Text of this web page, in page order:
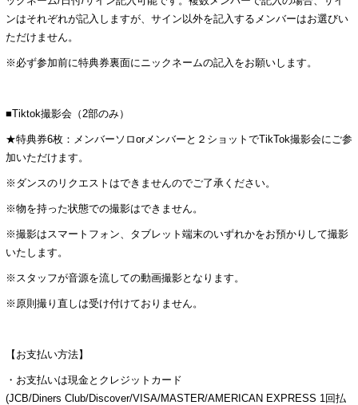
ンはそれぞれが記入しますが、サイン以外を記入するメンバーはお選びい
ただけません。
※必ず参加前に特典券裏面にニックネームの記入をお願いします。
■Tiktok撮影会（2部のみ）
★特典券6枚：メンバーソロorメンバーと２ショットでTikTok撮影会にご参
加いただけます。
※ダンスのリクエストはできませんのでご了承ください。
※物を持った状態での撮影はできません。
※撮影はスマートフォン、タブレット端末のいずれかをお預かりして撮影
いたします。
※スタッフが音源を流しての動画撮影となります。
※原則撮り直しは受け付けておりません。
【お支払い方法】
・お支払いは現金とクレジットカード
(JCB/Diners Club/Discover/VISA/MASTER/AMERICAN EXPRESS 1回払